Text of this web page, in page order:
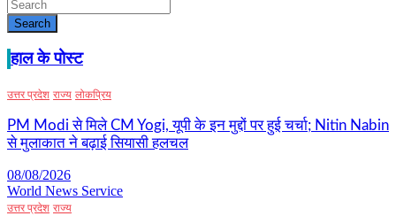
Search
हाल के पोस्ट
उत्तर प्रदेश राज्य लोकप्रिय
PM Modi से मिले CM Yogi, यूपी के इन मुद्दों पर हुई चर्चा; Nitin Nabin
से मुलाकात ने बढ़ाई सियासी हलचल
08/08/2026
World News Service
उत्तर प्रदेश राज्य